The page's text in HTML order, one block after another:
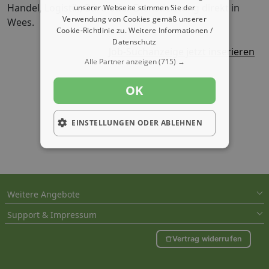
Handel, Logistik, Büro oder Dienstleistung direkt in
Wees.
Job-Suchanzeige jetzt inserieren
Weitere Angebote
Support & Impressum
Vertrag widerrufen
unserer Webseite stimmen Sie der
Verwendung von Cookies gemäß unserer
Cookie-Richtlinie zu.Weitere Informationen /
Datenschutz
Alle Partner anzeigen(715) →
OK
EINSTELLUNGEN ODER ABLEHNEN